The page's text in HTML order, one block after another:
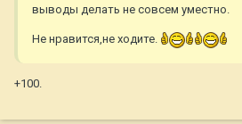
выводы делать не совсем уместно.
Не нравится,не ходите.
+100.